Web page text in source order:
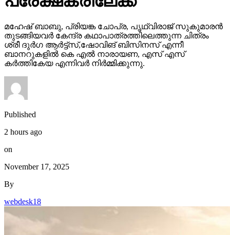
മഹേഷ് ബാബു, പ്രിയങ്ക ചോപ്ര, പൃഥ്വിരാജ് സുകുമാരൻ
തുടങ്ങിയവർ കേന്ദ്ര കഥാപാത്രത്തിലെത്തുന്ന ചിത്രം
ശ്രീ ദുർഗ ആർട്ട്സ്,ഷോവിങ് ബിസിനസ് എന്നീ
ബാനറുകളിൽ കെ എൽ നാരായണ, എസ് എസ്
കർത്തികേയ എന്നിവർ നിർമ്മിക്കുന്നു.
Published
2 hours ago
on
November 17, 2025
By
webdesk18